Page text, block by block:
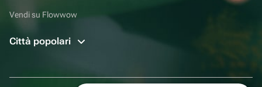
Vendi su Flowwow
Città popolari